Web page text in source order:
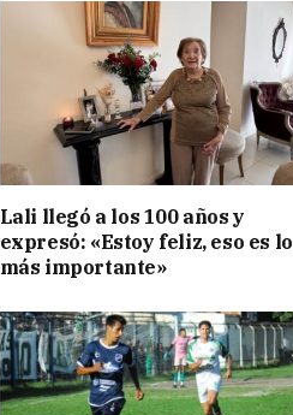
Lali llegó a los 100 años y
expresó: «Estoy feliz, eso es lo
más importante»